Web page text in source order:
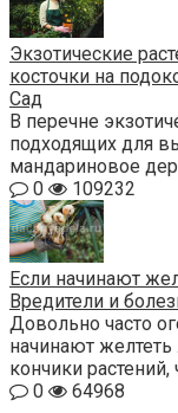
Экзотические
косточки на
Сад
В перечне
подходящих для
мандариновое
0
109232
Если начинают
Вредители и
Довольно часто
начинают желтеть
кончики растений,
0
64968